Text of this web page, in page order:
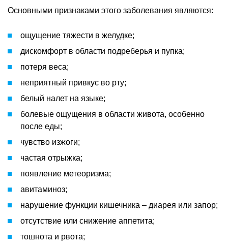
Основными признаками этого заболевания являются:
ощущение тяжести в желудке;
дискомфорт в области подреберья и пупка;
потеря веса;
неприятный привкус во рту;
белый налет на языке;
болевые ощущения в области живота, особенно
после еды;
чувство изжоги;
частая отрыжка;
появление метеоризма;
авитаминоз;
нарушение функции кишечника – диарея или запор;
отсутствие или снижение аппетита;
тошнота и рвота;